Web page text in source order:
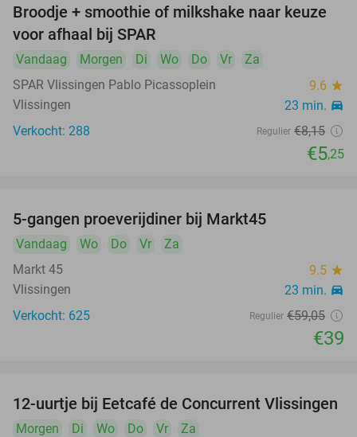
36%
Broodje + smoothie of milkshake naar keuze
voor afhaal bij SPAR
Vandaag Morgen Di Wo Do Vr
Za
SPAR Vlissingen Pablo Picassoplein
9.6 star
Vlissingen 23 min. directions_car
Verkocht: 288 Regulier €8,15
€5,25
5-gangen proeverijdiner bij Markt45
Vandaag Wo Do Vr
Za
Markt 45
9.5 star
Vlissingen 23 min. directions_car
Verkocht: 625 Regulier €59,05
€39
42%
12-uurtje bij Eetcafé de Concurrent Vlissingen
Morgen Di Wo Do Vr
Za